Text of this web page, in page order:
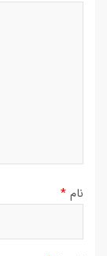
نام *